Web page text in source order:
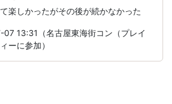
楽しかったがその後が続かなかった
13:31（名古屋東海街コン（プレイ
ーに参加）